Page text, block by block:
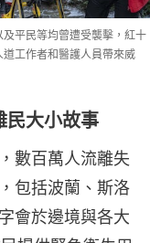
平民等均曾遭受襲擊，紅十
工作者和醫護人員帶來威
大小故事
數百萬人流離失
包括波蘭、斯洛
會於邊境與各大